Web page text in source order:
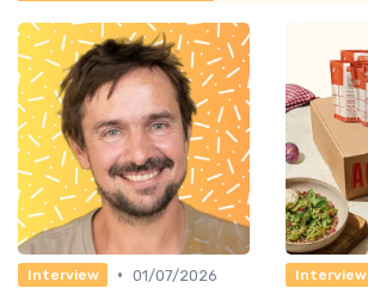
Interview • 01/07/2026
Interview